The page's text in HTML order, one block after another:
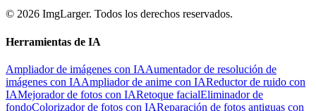
© 2026 ImgLarger. Todos los derechos reservados.
Herramientas de IA
Ampliador de imágenes con IAAumentador de resolución de
imágenes con IAAmpliador de anime con IAReductor de ruido con
IAMejorador de fotos con IARetoque facialEliminador de
fondoColorizador de fotos con IAReparación de fotos antiguas con